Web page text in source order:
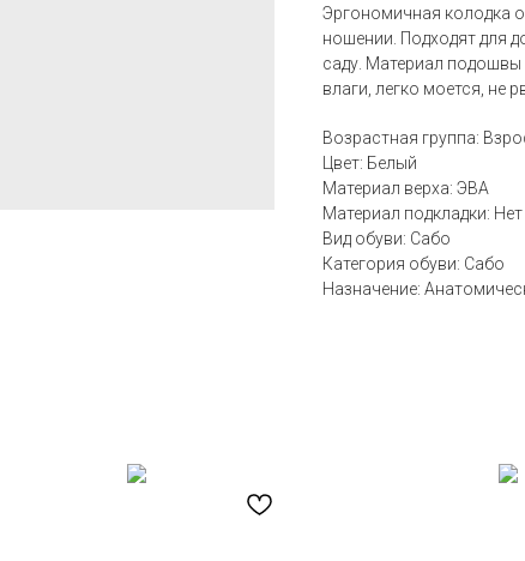
Эргономичная колодка
ношении. Подходят для
саду. Материал подошвы
влаги, легко моется, не
Возрастная группа:
Цвет: Белый
Материал верха: ЭВА
Материал подкладки: Нет
Вид обуви: Сабо
Категория обуви: Сабо
Назначение: